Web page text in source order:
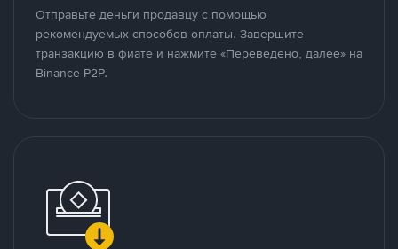
Отправьте деньги продавцу с помощью
рекомендуемых способов оплаты. Завершите
транзакцию в фиате и нажмите «Переведено, далее» на
Binance P2P.